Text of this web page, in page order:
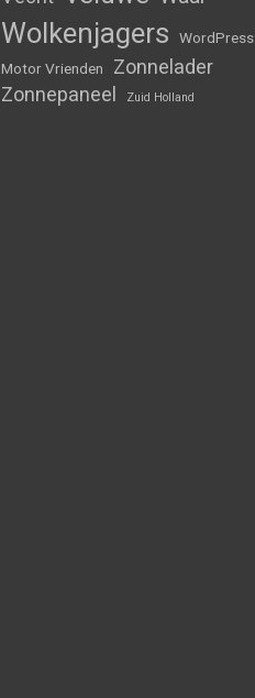
Wolkenjagers WordPress
Motor Vrienden
Zonnelader
Zonnepaneel
Zuid Holland